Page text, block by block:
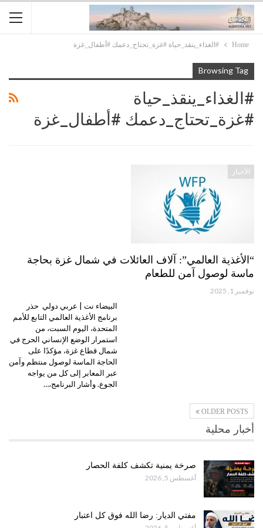
Home #الغذاء_ينقذ_حياة #غزة_تحتاج_دعمك #أطفال_غزة
Browsing Tag
#الغذاء_ينقذ_حياة
#غزة_تحتاج_دعمك #أطفال_غزة
الأخبار
“الأغذية العالمي”: آلاف العائلات في شمال غزة بحاجة
ماسة لوصول آمن للطعام
نوفمبر 1, 2025
البيضاء نت | عربي دولي حذر
برنامج الأغذية العالمي التابع للأمم
المتحدة، اليوم السبت، من
استمرار الوضع الإنساني الحرج في
شمال قطاع غزة، مؤكدًا على
الحاجة الماسة لوصول منتظم وآمن
عبر المعابر إلى كل من يواجه
الجوع. وأشار البرنامج،…
OLDER POSTS
أخبار محلية
صرخة يمنية تكشف كلفة الحصار
أغسطس 5, 2026
مفتي الديار: رضا الله فوق كل اعتبار